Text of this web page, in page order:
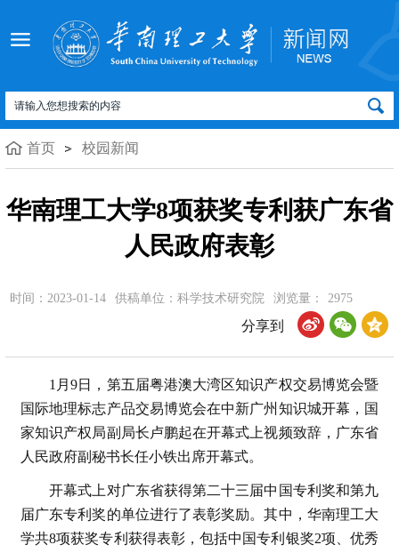
首页 校园新闻
华南理工大学8项获奖专利获广东省
人民政府表彰
时间：2023-01-14 供稿单位：科学技术研究院 浏览量： 2975
分享到
1月9日，第五届粤港澳大湾区知识产权交易博览会暨
国际地理标志产品交易博览会在中新广州知识城开幕，国
家知识产权局副局长卢鹏起在开幕式上视频致辞，广东省
人民政府副秘书长任小铁出席开幕式。
开幕式上对广东省获得第二十三届中国专利奖和第九
届广东专利奖的单位进行了表彰奖励。其中，华南理工大
学共8项获奖专利获得表彰，包括中国专利银奖2项、优秀